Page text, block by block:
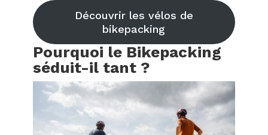
Découvrir les vélos de
bikepacking
Pourquoi le Bikepacking
séduit-il tant ?